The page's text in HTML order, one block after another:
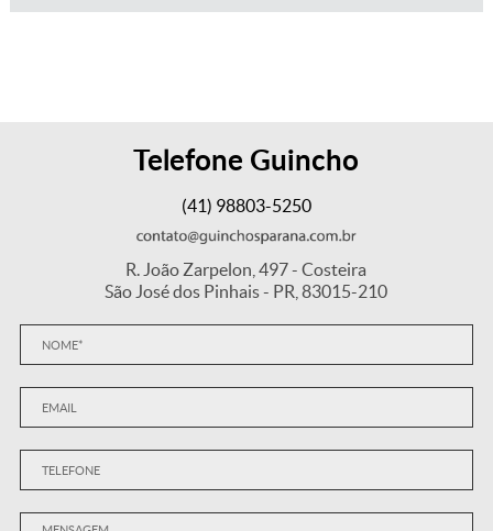
Telefone Guincho
(41) 98803-5250
R. João Zarpelon, 497 - Costeira
São José dos Pinhais - PR, 83015-210